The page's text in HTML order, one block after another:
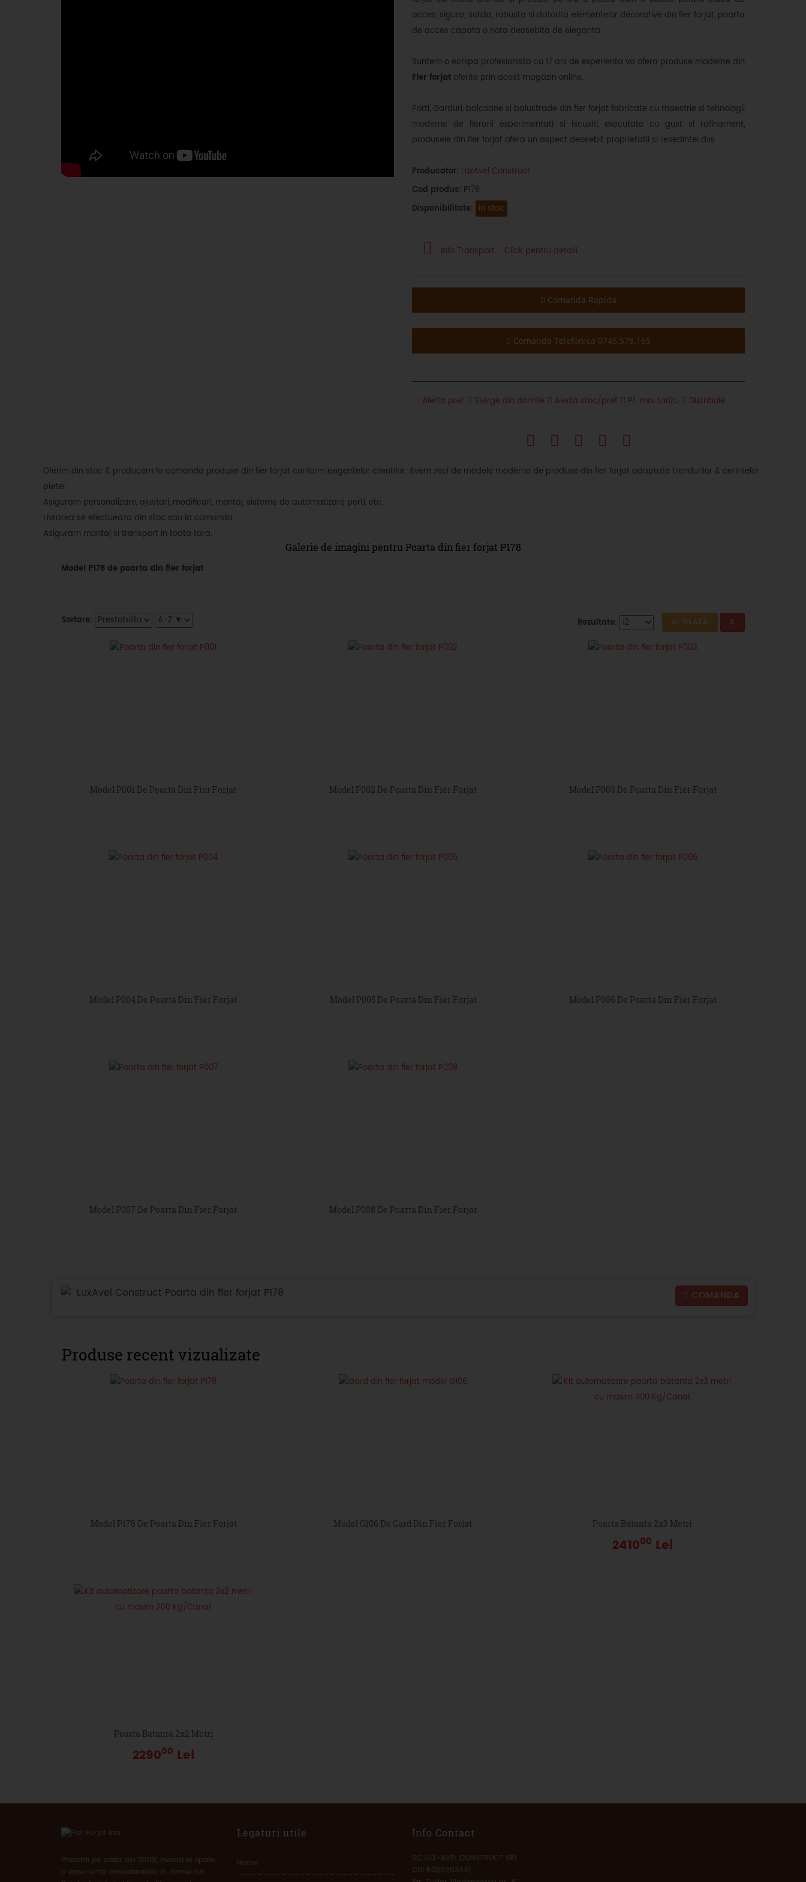
acces, sigura, solida, robusta si datorita elementelor decorative din fier forjat, poarta
de acces capata o nota deosebita de eleganta.
Suntem o echipa profesionista cu 17 ani de experienta va ofera produse moderne din
Fier forjat oferite prin acest magazin online.
Porti, Garduri, balcoane si balustrade din fier forjat fabricate cu maestrie si tehnologii
moderne de fierarii experimentati si iscusiti, executate cu gust si rafinament,
produsele din fier forjat ofera un aspect deosebit proprietatii si resedintei dvs.
Producator: LuxAvel Construct
Cod produs: P178
Disponibilitate: in stoc
Info Transport - Click pentru detalii
Comanda Rapida
Comanda Telefonica 0745.578.165
Alerta pret Sterge din dorinte Alerta stoc/pret Pt. mai tarizu Distribuie
Oferim din stoc & producem la comanda produse din fier forjat conform exigentelor clientilor. Avem zeci de modele moderne de produse din fier forjat adaptate trendurilor & cerintelor
pietei.
Asiguram personalizare, ajustari, modificari, montaj, sisteme de automatizare porti, etc.
Livrarea se efectueaza din stoc sau la comanda.
Asiguram montaj si transport in toata tara.
Galerie de imagini pentru Poarta din fier forjat P178
Model P178 de poarta din fier forjat
Sortare: Rezultate:
Model P001 De Poarta Din Fier Forjat Model P002 De Poarta Din Fier Forjat Model P003 De Poarta Din Fier Forjat
Model P004 De Poarta Din Fier Forjat Model P005 De Poarta Din Fier Forjat Model P006 De Poarta Din Fier Forjat
Model P007 De Poarta Din Fier Forjat Model P008 De Poarta Din Fier Forjat
LuxAvel Construct Poarta din fier forjat P178 COMANDA
Produse recent vizualizate
Model P178 De Poarta Din Fier Forjat Model G106 De Gard Din Fier Forjat Poarta Batanta 2x3 Metri
241000 Lei
Poarta Batanta 2x2 Metri
229000 Lei
Prezenti pe piata din 2009, avand in spate
o experienta considerabila in domeniul
Legaturi utile
Home
Info Contact
SC LUX-AVEL CONSTRUCT SRL
CUI RO25283441